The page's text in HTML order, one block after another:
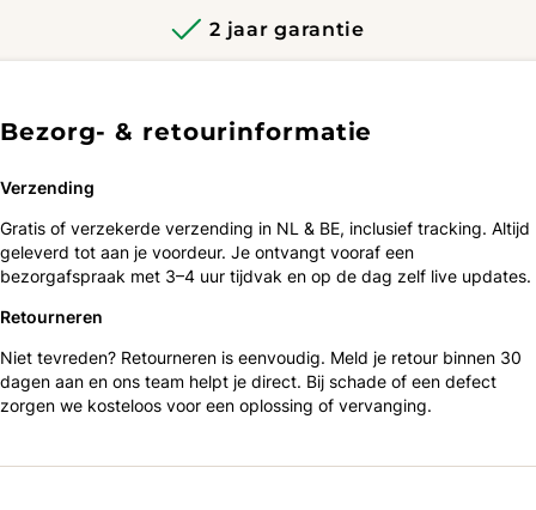
2 jaar garantie
Bezorg- & retourinformatie
Verzending
Gratis of verzekerde verzending in NL & BE, inclusief tracking. Altijd
geleverd tot aan je voordeur. Je ontvangt vooraf een
bezorgafspraak met 3–4 uur tijdvak en op de dag zelf live updates.
Retourneren
Niet tevreden? Retourneren is eenvoudig. Meld je retour binnen 30
dagen aan en ons team helpt je direct. Bij schade of een defect
zorgen we kosteloos voor een oplossing of vervanging.